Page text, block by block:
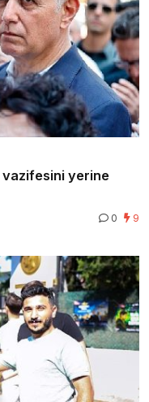
vazifesini yerine
0 9